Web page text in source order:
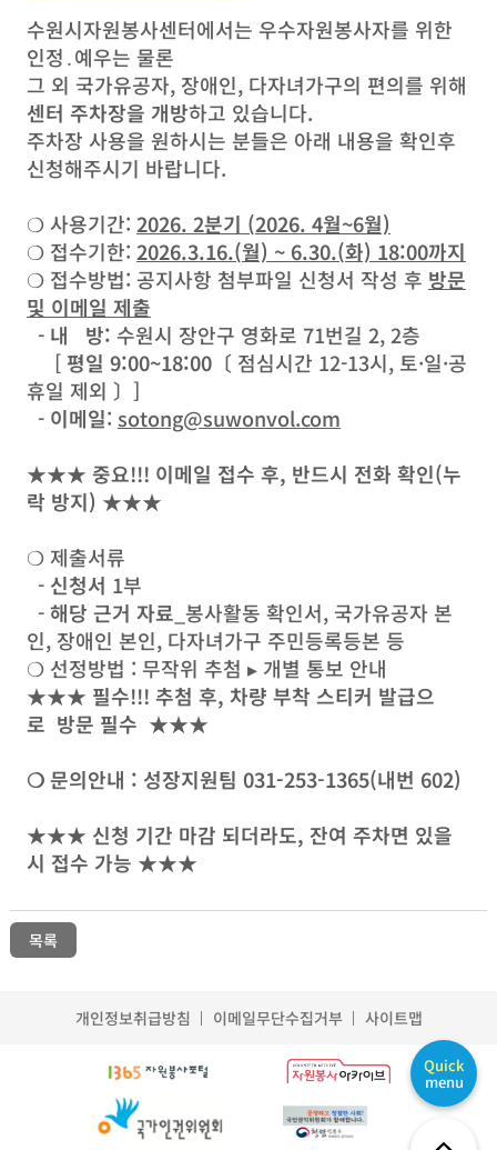
수원시자원봉사센터에서는 우수자원봉사자를 위한
인정․예우는 물론
그 외 국가유공자, 장애인, 다자녀가구의 편의를 위해
센터 주차장을 개방하고 있습니다.
주차장 사용을 원하시는 분들은 아래 내용을 확인후
신청해주시기 바랍니다.
❍ 사용기간: 2026. 2분기 (2026. 4월~6월)
❍ 접수기한: 2026.3.16.(월) ~ 6.30.(화) 18:00까지
❍ 접수방법: 공지사항 첨부파일 신청서 작성 후 방문
및 이메일 제출
-내 방: 수원시 장안구 영화로 71번길 2, 2층
[ 평일 9:00~18:00〔 점심시간 12-13시, 토·일·공
휴일 제외 〕]
- 이메일: sotong@suwonvol.com
★★★ 중요!!! 이메일 접수 후, 반드시 전화 확인(누
락 방지) ★★★
❍ 제출서류
- 신청서 1부
-해당 근거 자료 _봉사활동 확인서, 국가유공자 본
인, 장애인 본인, 다자녀가구 주민등록등본 등
❍ 선정방법 : 무작위 추첨 ▸ 개별 통보 안내
★★★ 필수!!! 추첨 후, 차량 부착 스티커 발급으
로 방문 필수 ★★★
❍ 문의안내 : 성장지원팀 031-253-1365(내번 602)
★★★ 신청 기간 마감 되더라도, 잔여 주차면 있을
시 접수 가능 ★★★
목록
Quick
menu
개인정보취급방침 이메일무단수집거부 사이트맵